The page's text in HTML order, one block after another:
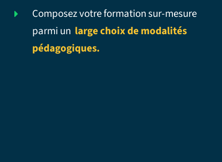
Composez votre formation sur-mesure
parmi un large choix de modalités
pédagogiques.